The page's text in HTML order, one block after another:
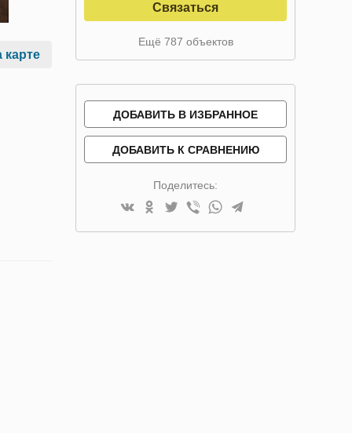
карте
Связаться
Ещё 787 объектов
ДОБАВИТЬ В ИЗБРАННОЕ
ДОБАВИТЬ К СРАВНЕНИЮ
Поделитесь: